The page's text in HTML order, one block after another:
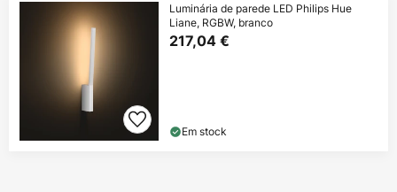
Luminária de parede LED Philips Hue
Liane, RGBW, branco
217,04 €
Em stock